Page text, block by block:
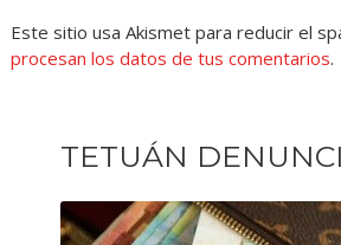
Este sitio usa Akismet para reducir el
procesan los datos de tus comentarios.
TETUÁN